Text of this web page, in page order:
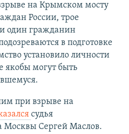
на Крымском мосту
России, трое
один гражданин
в подготовке
установило личности
якобы могут быть
при взрыве на
судья
Москвы Сергей Маслов.